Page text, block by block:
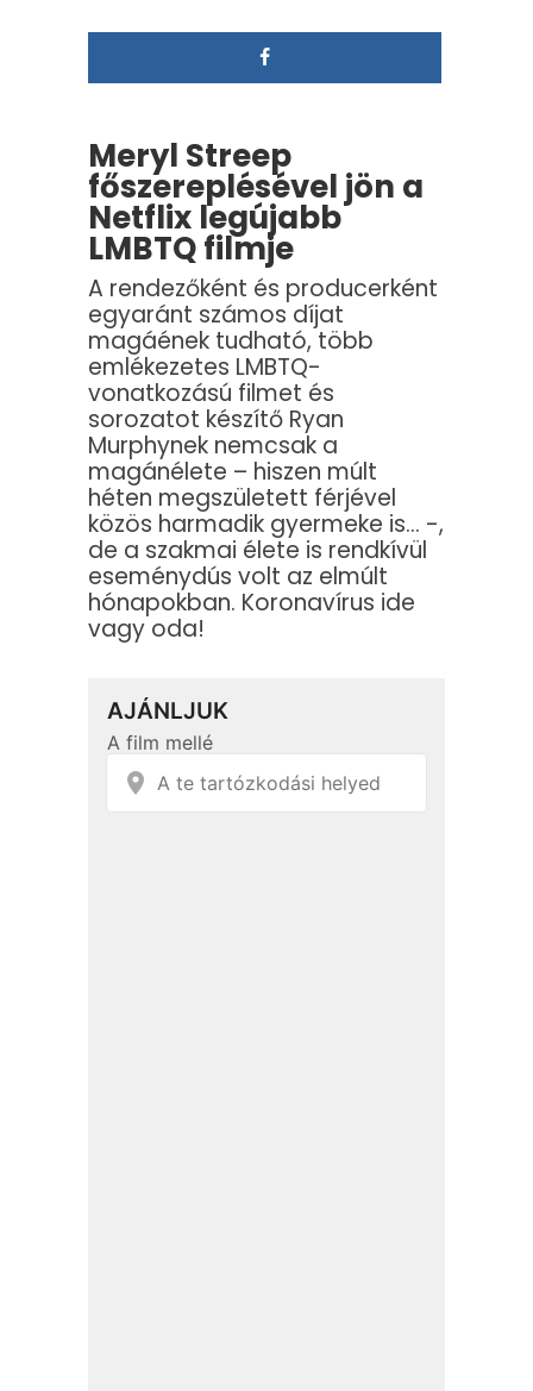
Meryl Streep
főszereplésével jön a
Netflix legújabb
LMBTQ filmje
A rendezőként és producerként
egyaránt számos díjat
magáének tudható, több
emlékezetes LMBTQ-
vonatkozású filmet és
sorozatot készítő Ryan
Murphynek nemcsak a
magánélete – hiszen múlt
héten megszületett férjével
közös harmadik gyermeke is… -,
de a szakmai élete is rendkívül
eseménydús volt az elmúlt
hónapokban. Koronavírus ide
vagy oda!